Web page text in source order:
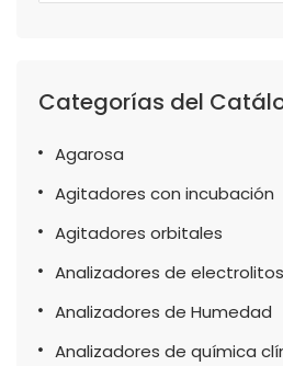
Categorías del
Agarosa
Agitadores con incubación
Agitadores orbitales
Analizadores de electrolitos
Analizadores de Humedad
Analizadores de química